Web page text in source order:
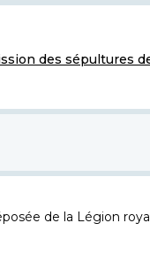
des sépultures
de la Légion